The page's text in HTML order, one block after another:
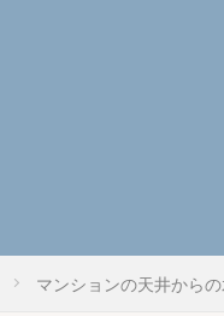
マンションの天井から